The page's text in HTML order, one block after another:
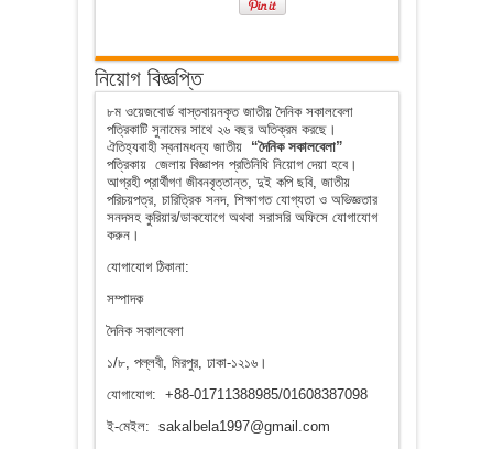
নিয়োগ বিজ্ঞপ্তি
৮ম ওয়েজবোর্ড বাস্তবায়নকৃত জাতীয় দৈনিক সকালবেলা
পত্রিকাটি সুনামের সাথে ২৬ বছর অতিক্রম করছে।
ঐতিহ্যবাহী স্বনামধন্য জাতীয় “দৈনিক সকালবেলা”
পত্রিকায় জেলায় বিজ্ঞাপন প্রতিনিধি নিয়োগ দেয়া হবে।
আগ্রহী প্রার্থীগণ জীবনবৃত্তান্ত, দুই কপি ছবি, জাতীয়
পরিচয়পত্র, চারিত্রিক সনদ, শিক্ষাগত যোগ্যতা ও অভিজ্ঞতার
সনদসহ কুরিয়ার/ডাকযোগে অথবা সরাসরি অফিসে যোগাযোগ
করুন।
যোগাযোগ ঠিকানা:
সম্পাদক
দৈনিক সকালবেলা
১/৮, পল্লবী, মিরপুর, ঢাকা-১২১৬।
যোগাযোগ: +88-01711388985/01608387098
ই-মেইল: sakalbela1997@gmail.com